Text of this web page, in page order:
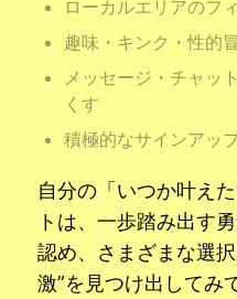
ローカルエリアのフ
趣味・キンク・性的
メッセージ・チャッ
くす
積極的なサインアッ
自分の「いつか叶え
トは、一歩踏み出す
認め、さまざまな選
激”を見つけ出してみ